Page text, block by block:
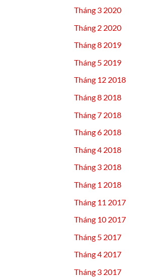
Tháng 3 2020
Tháng 2 2020
Tháng 8 2019
Tháng 5 2019
Tháng 12 2018
Tháng 8 2018
Tháng 7 2018
Tháng 6 2018
Tháng 4 2018
Tháng 3 2018
Tháng 1 2018
Tháng 11 2017
Tháng 10 2017
Tháng 5 2017
Tháng 4 2017
Tháng 3 2017